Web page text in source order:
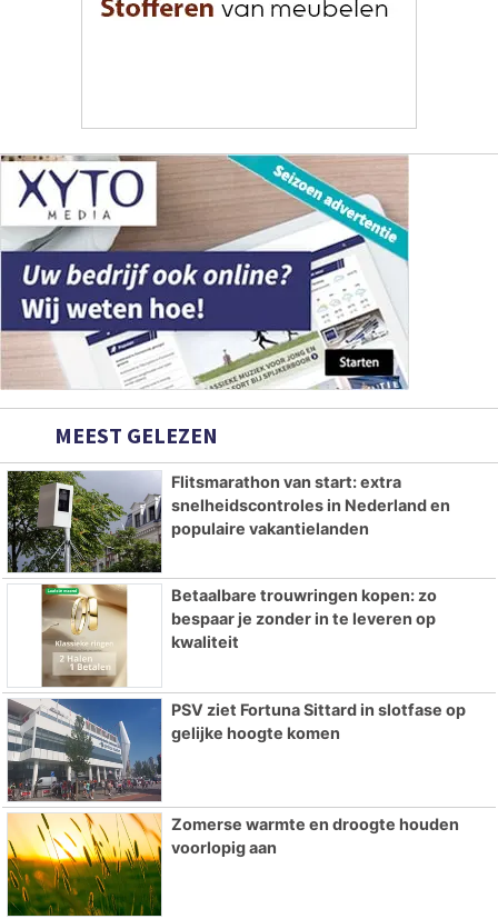
MEEST GELEZEN
Flitsmarathon van start: extra
snelheidscontroles in Nederland en
populaire vakantielanden
Betaalbare trouwringen kopen: zo
bespaar je zonder in te leveren op
kwaliteit
PSV ziet Fortuna Sittard in slotfase op
gelijke hoogte komen
Zomerse warmte en droogte houden
voorlopig aan